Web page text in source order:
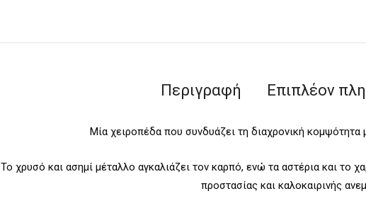
Περιγραφή Επιπλέον
Μία χειροπέδα που συνδυάζει τη διαχρονική κομψότητα
Το χρυσό και ασημί μέταλλο αγκαλιάζει τον καρπό, ενώ τα αστέρια και το
προστασίας και καλοκαιρινής